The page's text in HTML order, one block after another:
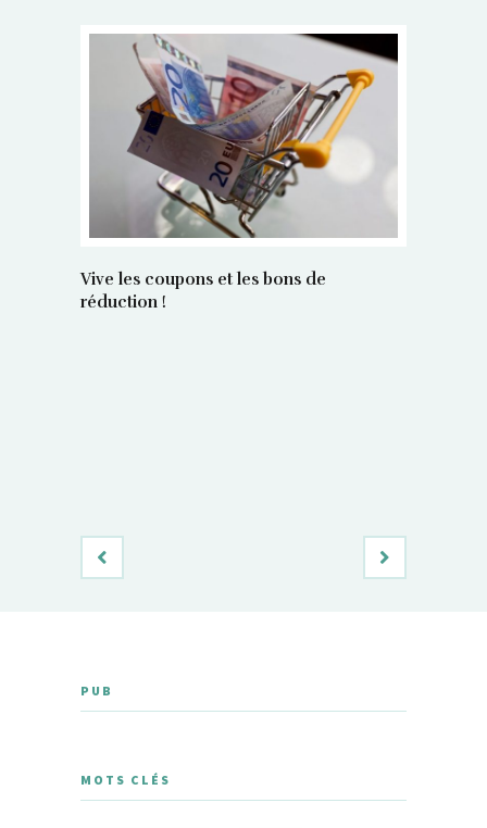
Vive les coupons et les bons de
réduction !
PUB
MOTS CLÉS